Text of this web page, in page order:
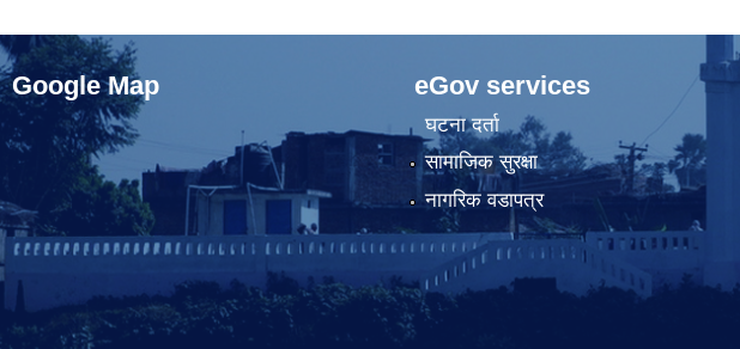
Google Map eGov services
घटना दर्ता
सामाजिक सुरक्षा
नागरिक वडापत्र